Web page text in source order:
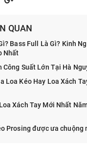
QUAN
Bass Full Là Gì? Kinh
Nhất
Công Suất Lớn Tại Hà
Loa Kéo Hay Loa Xách
Xách Tay Mới Nhất
Prosing được ưa chuộng